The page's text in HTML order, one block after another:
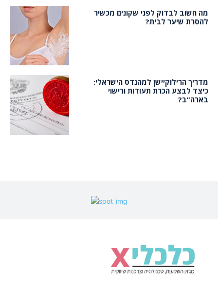
מה חשוב לבדוק לפני שקונים מכשיר
להסרת שיער לבית?
מדריך הרילוקיישן למהנדס הישראלי:
כיצד לבצע הכרת תעודות ורישוי
בארה”ב?